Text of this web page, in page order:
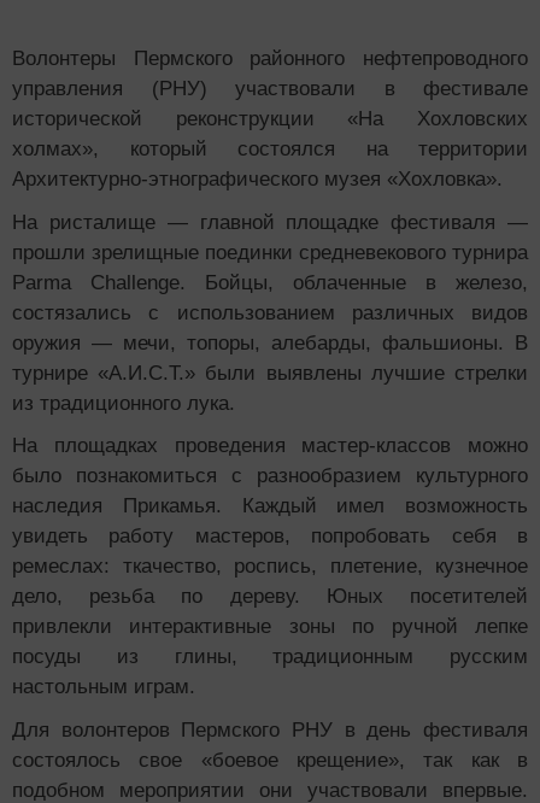
Волонтеры Пермского районного нефтепроводного
управления (РНУ) участвовали в фестивале
исторической реконструкции «На Хохловских
холмах», который состоялся на территории
Архитектурно-этнографического музея «Хохловка».
На ристалище — главной площадке фестиваля —
прошли зрелищные поединки средневекового турнира
Parma Challenge. Бойцы, облаченные в железо,
состязались с использованием различных видов
оружия — мечи, топоры, алебарды, фальшионы. В
турнире «А.И.С.Т.» были выявлены лучшие стрелки
из традиционного лука.
На площадках проведения мастер-классов можно
было познакомиться с разнообразием культурного
наследия Прикамья. Каждый имел возможность
увидеть работу мастеров, попробовать себя в
ремеслах: ткачество, роспись, плетение, кузнечное
дело, резьба по дереву. Юных посетителей
привлекли интерактивные зоны по ручной лепке
посуды из глины, традиционным русским
настольным играм.
Для волонтеров Пермского РНУ в день фестиваля
состоялось свое «боевое крещение», так как в
подобном мероприятии они участвовали впервые.